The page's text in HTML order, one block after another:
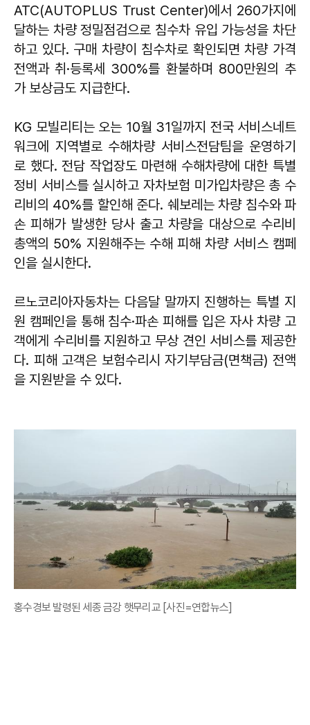
ATC(AUTOPLUS Trust Center)에서 260가지에
달하는 차량 정밀점검으로 침수차 유입 가능성을 차단
하고 있다. 구매 차량이 침수차로 확인되면 차량 가격
전액과 취·등록세 300%를 환불하며 800만원의 추
가 보상금도 지급한다.
KG 모빌리티는 오는 10월 31일까지 전국 서비스네트
워크에 지역별로 수해차량 서비스전담팀을 운영하기
로 했다. 전담 작업장도 마련해 수해차량에 대한 특별
정비 서비스를 실시하고 자차보험 미가입차량은 총 수
리비의 40%를 할인해 준다. 쉐보레는 차량 침수와 파
손 피해가 발생한 당사 출고 차량을 대상으로 수리비
총액의 50% 지원해주는 수해 피해 차량 서비스 캠페
인을 실시한다.
르노코리아자동차는 다음달 말까지 진행하는 특별 지
원 캠페인을 통해 침수·파손 피해를 입은 자사 차량 고
객에게 수리비를 지원하고 무상 견인 서비스를 제공한
다. 피해 고객은 보험수리시 자기부담금(면책금) 전액
을 지원받을 수 있다.
홍수경보 발령된 세종 금강 햇무리교 [사진=연합뉴스]